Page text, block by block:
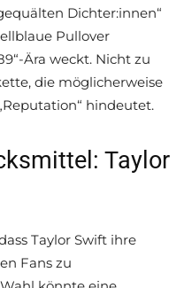
Dichter:innen“
Pullover
Ära weckt. Nicht zu
die möglicherweise
hindeutet.
Taylor
Taylor Swift ihre
Fans zu